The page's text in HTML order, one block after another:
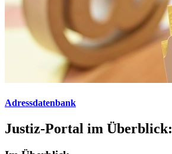
Adressdatenbank
Justiz-Portal im Überblick: